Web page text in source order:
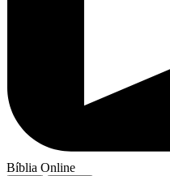
Bíblia Online